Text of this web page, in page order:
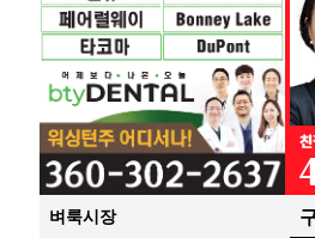
벼룩시장